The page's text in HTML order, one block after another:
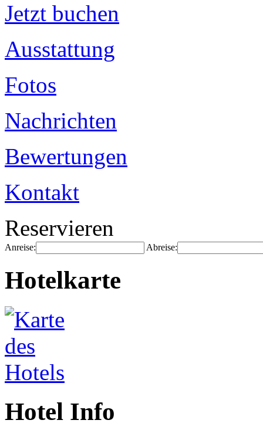
Jetzt buchen
Ausstattung
Fotos
Nachrichten
Bewertungen
Kontakt
Reservieren
Anreise: Abreise:
Hotelkarte
Hotel Info